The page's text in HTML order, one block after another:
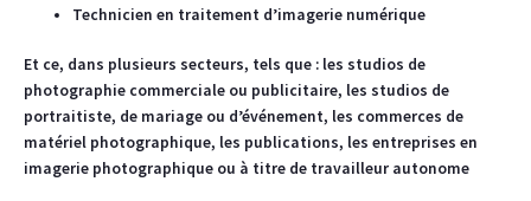
Technicien en traitement d’imagerie numérique
Et ce, dans plusieurs secteurs, tels que : les studios de
photographie commerciale ou publicitaire, les studios de
portraitiste, de mariage ou d’événement, les commerces de
matériel photographique, les publications, les entreprises en
imagerie photographique ou à titre de travailleur autonome